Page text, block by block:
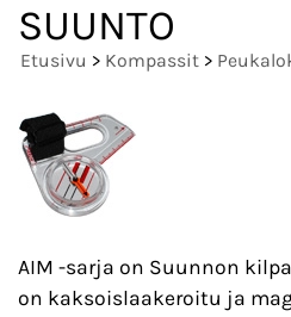
SUUNTO
Etusivu > Kompassit >
AIM -sarja on Suunnon
on kaksoislaakeroitu ja